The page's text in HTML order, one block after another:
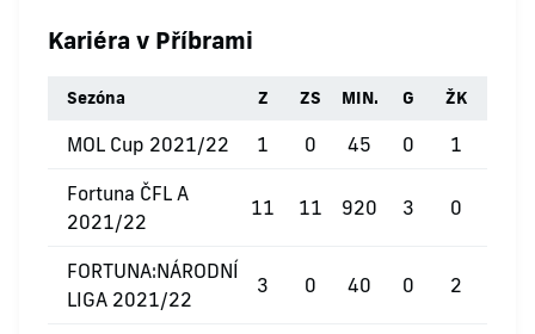
Kariéra v Příbrami
Sezóna Z ZS MIN. G ŽK
MOL Cup 2021/22 1 0 45 0 1
Fortuna ČFL A
2021/22
11 11 920 3 0
FORTUNA:NÁRODNÍ
LIGA 2021/22
3 0 40 0 2